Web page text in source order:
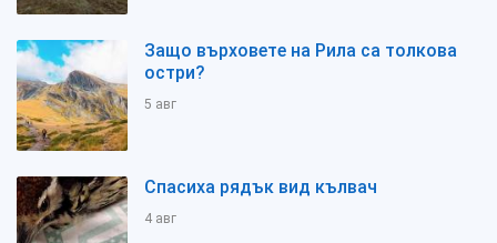
Защо върховете на Рила са толкова
остри?
5 авг
Спасиха рядък вид кълвач
4 авг